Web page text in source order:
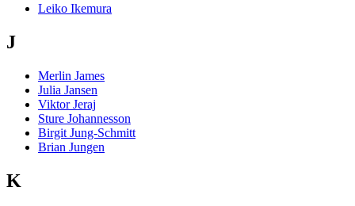
Leiko Ikemura
J
Merlin James
Julia Jansen
Viktor Jeraj
Sture Johannesson
Birgit Jung-Schmitt
Brian Jungen
K